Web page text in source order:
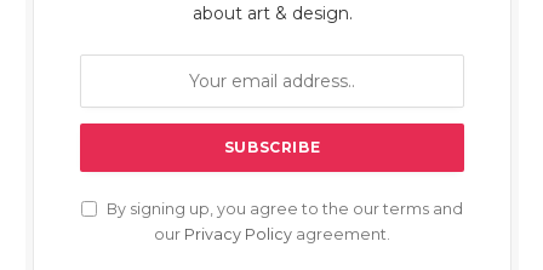
about art & design.
By signing up, you agree to the our terms and
our Privacy Policy agreement.